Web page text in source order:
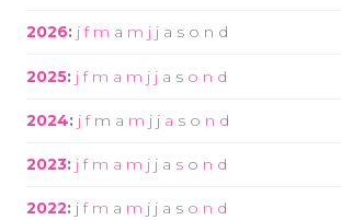
2026: j f m a m j j a s o n d
2025: j f m a m j j a s o n d
2024: j f m a m j j a s o n d
2023: j f m a m j j a s o n d
2022: j f m a m j j a s o n d